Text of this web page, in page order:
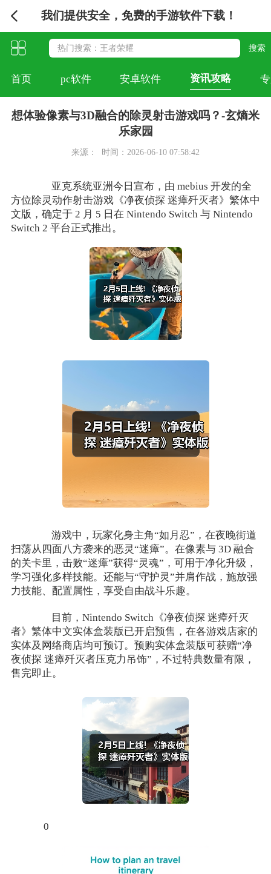
我们提供安全，免费的手游软件下载！
首页 pc软件 安卓软件 资讯攻略
想体验像素与3D融合的除灵射击游戏吗？-玄熵米
乐家园
来源： 时间：2026-06-10 07:58:42
亚克系统亚洲今日宣布，由 mebius 开发的全
方位除灵动作射击游戏《净夜侦探 迷瘴歼灭者》繁体中
文版，确定于 2 月 5 日在 Nintendo Switch 与 Nintendo
Switch 2 平台正式推出。
游戏中，玩家化身主角“如月忍”，在夜晚街道
扫荡从四面八方袭来的恶灵“迷瘴”。在像素与 3D 融合
的关卡里，击败“迷瘴”获得“灵魂”，可用于净化升级，
学习强化多样技能。还能与“守护灵”并肩作战，施放强
力技能、配置属性，享受自由战斗乐趣。
目前，Nintendo Switch《净夜侦探 迷瘴歼灭
者》繁体中文实体盒装版已开启预售，在各游戏店家的
实体及网络商店均可预订。预购实体盒装版可获赠“净
夜侦探 迷瘴歼灭者压克力吊饰”，不过特典数量有限，
售完即止。
0